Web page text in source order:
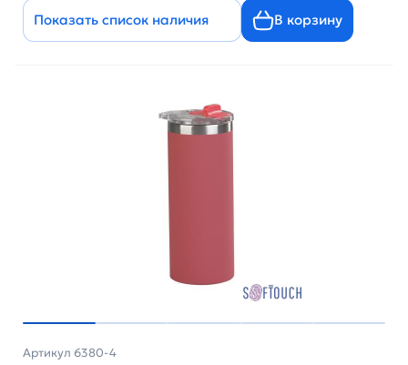
Показать список наличия В корзину
Артикул 6380-4